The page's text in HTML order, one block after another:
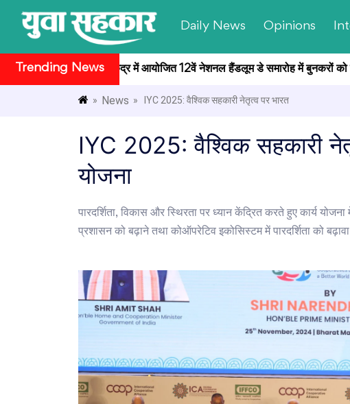
Daily News Opinions
Trending News
भवन सांस्कृतिक केंद्र में आयोजित 12वें नेशनल हैंडलूम डे समारोह में बुनकरों को कुल
» News » IYC 2025: वैश्विक सहकारी नेतृत्व पर भारत
IYC 2025: वैश्विक सहकारी
योजना
पारदर्शिता, विकास और स्थिरता पर ध्यान केंद्रित करते हुए कार्य
प्रशासन को बढ़ाने तथा कोऑपरेटिव इकोसिस्टम में पारदर्शिता को